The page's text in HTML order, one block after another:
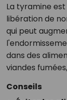
La tyramine
libération de
qui peut
dans des
viandes
Conseils